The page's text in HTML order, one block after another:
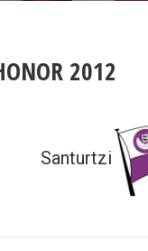
2012
Santurtzi